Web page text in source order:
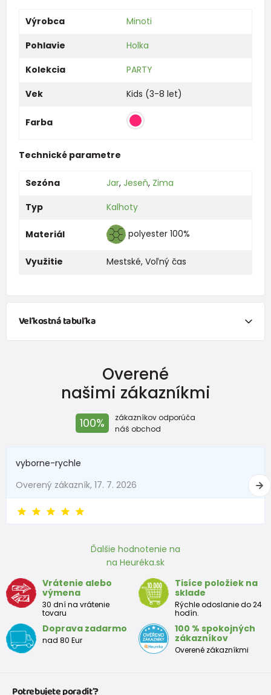
Výrobca
Minoti
Pohlavie
Holka
Kolekcia
PARTY
Vek
Kids (3-8 let)
Farba
Technické parametre
Sezóna Jar, Jeseň, Zima
Typ
Kalhoty
Materiál polyester 100%
Využitie Mestské, Voľný čas
Veľkostná tabuľka
Výška (cm)
New Baby do 50 do 3,4
Do 1 mesiaca do 56 do 4,5
6 - 9 mesiace 68 -74 8 - 9,5
9 - 12 mesiace 74-80 9,5 - 11
Približná tabuľka veľkosti batoľaťa
Veľkosť
Výška
(cm)
Prsia
(cm)
Pás
(cm)
(cm)
12
mesiacov
68 - 80 47 52
Overené
našimi zákazníkmi
100%
zákazníkov odporúča
náš obchod
vyborne-rychle
Overený zákazník, 17. 7. 2026
Ďalšie hodnotenie na
na Heuréka.sk
Vrátenie alebo
výmena
30 dní na vrátenie
tovaru
Tisíce položiek na
sklade
Rýchle odoslanie do 24
hodín.
Doprava zadarmo
nad 80 Eur
100 % spokojných
zákazníkov
Overené zákazníkmi
Potrebujete poradiť?